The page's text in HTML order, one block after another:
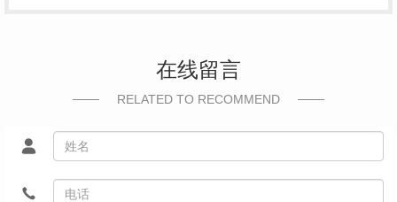
在线留言
RELATED TO RECOMMEND